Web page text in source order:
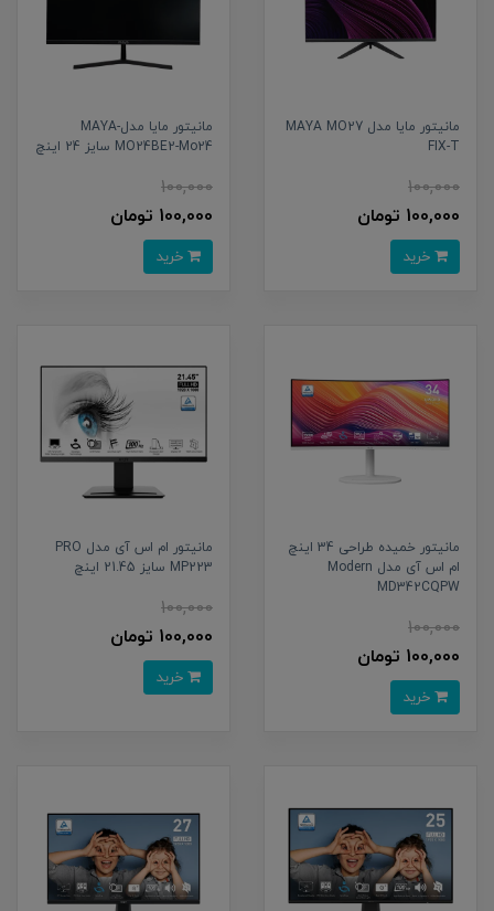
مانیتور مایا مدل MAYA MO27
FIX-T
100,000
100,000 تومان
مانیتور مایا مدلMAYA-
MO24BE2-Mo24 سایز 24 اینچ
100,000
100,000 تومان
مانیتور خمیده طراحی 34 اینچ
ام اس آی مدل Modern
MD342CQPW
100,000
100,000 تومان
مانیتور ام اس آی مدل PRO
MP223 سایز 21.45 اینچ
100,000
100,000 تومان